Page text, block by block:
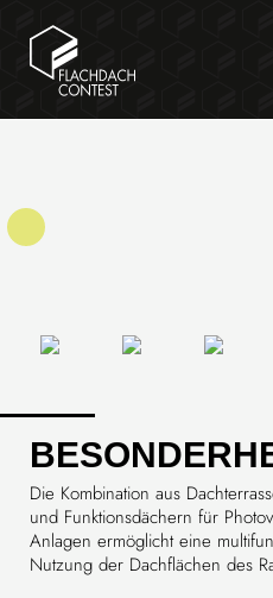
Die Kombination aus
und Funktionsdächern für
Anlagen ermöglicht eine
Nutzung der Dachflächen des